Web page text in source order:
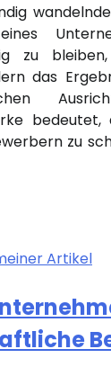
zu
das
bedeutet,
zu
Artikel